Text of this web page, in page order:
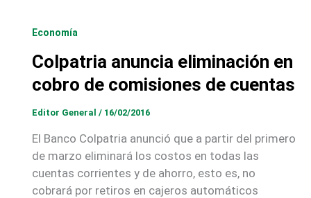
Economía
Colpatria anuncia eliminación en
cobro de comisiones de cuentas
Editor General / 16/02/2016
El Banco Colpatria anunció que a partir del primero
de marzo eliminará los costos en todas las
cuentas corrientes y de ahorro, esto es, no
cobrará por retiros en cajeros automáticos